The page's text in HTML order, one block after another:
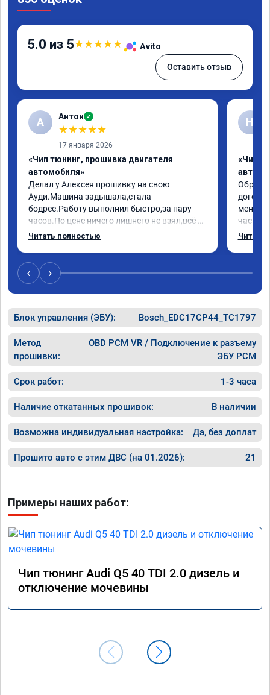
5.0 из 5★★★★★ Avito
Оставить отзыв
А Антон ✓
★★★★★
17 января 2026
«Чип тюнинг, прошивка двигателя
автомобиля»
Делал у Алексея прошивку на свою
Ауди.Машина задышала,стала
бодрее.Работу выполнил быстро,за пару
часов.По цене ничего лишнего не взял,всё
как договаривались заранее.После работы
случае поломки авто.Однозначно
рекомендую Алексея как грамотного
специалиста!
Читать полностью
Н
«Чип
меня
час
Арман
Читать
‹ ›
Блок управления (ЭБУ): Bosch_EDC17CP44_TC1797
Метод
прошивки:
OBD PCM VR / Подключение к разъему
ЭБУ PCM
Срок работ: 1-3 часа
Наличие откатанных прошивок: В наличии
Возможна индивидуальная настройка: Да, без доплат
Прошито авто с этим ДВС (на 01.2026): 21
Примеры наших работ:
Чип тюнинг Audi Q5 40 TDI 2.0 дизель и
отключение мочевины